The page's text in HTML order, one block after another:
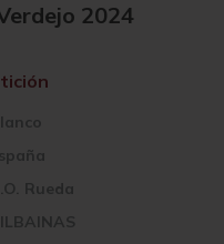
2024
Rueda